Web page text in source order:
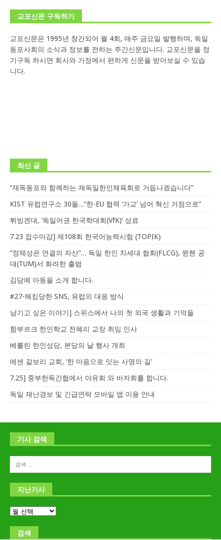
교포신문 구독하기
교포신문은 1995년 창간되어 월 4회, 매주 금요일 발행하며, 독일
동포사회의 소식과 정보를 전하는 주간신문입니다. 교포신문을 정
기구독 하시면 회사와 가정에서 편하게 신문을 받아보실 수 있습
니다.
최신 글
“재독동포와 함께하는 재독일한인체육회로 거듭나겠습니다”
KIST 유럽연구소 30돌…“한-EU 협력 ‘가교’ 넘어 혁신 거점으로”
튀빙겐대, ‘독일어권 한국학대회(VfK)’ 성료
7.23 접수마감] 제108회 한국어능력시험 (TOPIK)
“정체성은 연결의 자산”… 독일 한인 차세대 협회(FLCG), 뮌헨 공
대(TUM)서 화려한 출범
김담예 아동을 소개 합니다.
#27-해킹당한 SNS, 유럽의 대응 방식
남기고 싶은 이야기] 스위스에서 나의 첫 외국 생활과 기억들
함부르크 한인학교 전혜리 교장 취임 인사
베를린 한인성당, 본당의 날 행사 개최
에센 갈보리 교회, ‘한 마음으로 잇는 사명의 길’
7.25] 중부한독간협에서 야유회 와 바자회를 합니다.
독일 재난경보 및 긴급연락 모바일 앱 이용 안내
기사 검색
지난기사
검색